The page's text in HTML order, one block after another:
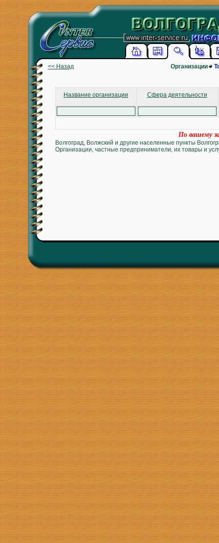
<< Назад Организации
Название организации Сфера деятельности
По вашему
Волгоград, Волжский и другие населенные пункты
Организации, частные предприниматели, их товары и